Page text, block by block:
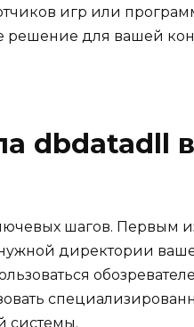
игр или
решение для вашей
dbdatadll в
шагов. Первым
директории
системы.